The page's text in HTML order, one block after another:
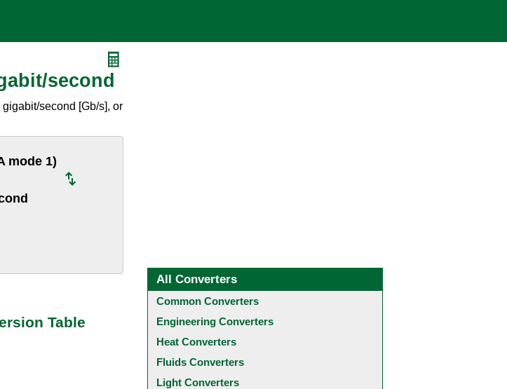
second
second [Gb/s], or
mode 1)
Table
All Converters
Common Converters
Engineering Converters
Heat Converters
Fluids Converters
Light Converters